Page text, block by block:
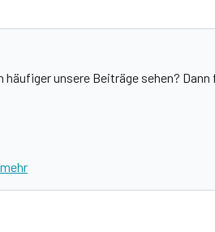
unsere Beiträge sehen?